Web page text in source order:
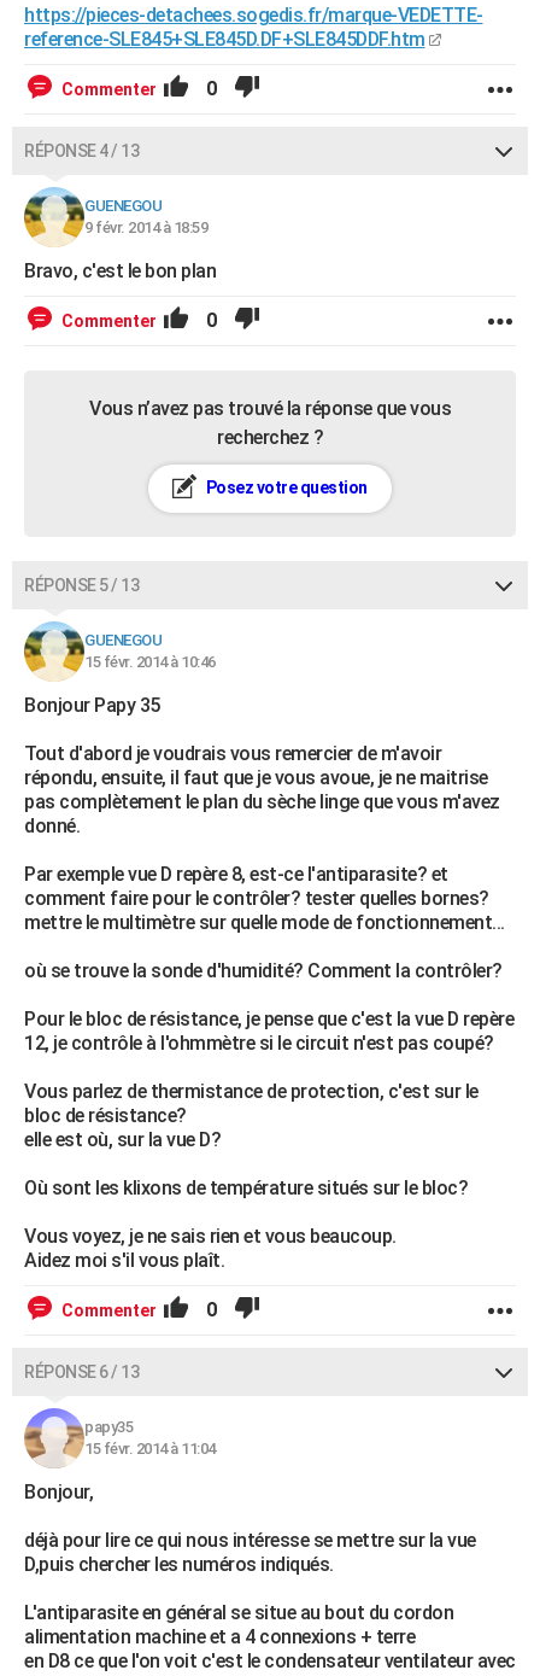
https://pieces-detachees.sogedis.fr/marque-VEDETTE-
reference-SLE845+SLE845D.DF+SLE845DDF.htm
Commenter 0
RÉPONSE 4 / 13
GUENEGOU
9 févr. 2014 à 18:59
Bravo, c'est le bon plan
Commenter 0
Vous n’avez pas trouvé la réponse que vous
recherchez ?
Posez votre question
RÉPONSE 5 / 13
GUENEGOU
15 févr. 2014 à 10:46
Bonjour Papy 35
Tout d'abord je voudrais vous remercier de m'avoir
répondu, ensuite, il faut que je vous avoue, je ne maitrise
pas complètement le plan du sèche linge que vous m'avez
donné.
Par exemple vue D repère 8, est-ce l'antiparasite? et
comment faire pour le contrôler? tester quelles bornes?
mettre le multimètre sur quelle mode de fonctionnement...
où se trouve la sonde d'humidité? Comment la contrôler?
Pour le bloc de résistance, je pense que c'est la vue D repère
12, je contrôle à l'ohmmètre si le circuit n'est pas coupé?
Vous parlez de thermistance de protection, c'est sur le
bloc de résistance?
elle est où, sur la vue D?
Où sont les klixons de température situés sur le bloc?
Vous voyez, je ne sais rien et vous beaucoup.
Aidez moi s'il vous plaît.
Commenter 0
RÉPONSE 6 / 13
papy35
15 févr. 2014 à 11:04
Bonjour,
déjà pour lire ce qui nous intéresse se mettre sur la vue
D,puis chercher les numéros indiqués.
L'antiparasite en général se situe au bout du cordon
alimentation machine et a 4 connexions + terre
en D8 ce que l'on voit c'est le condensateur ventilateur avec